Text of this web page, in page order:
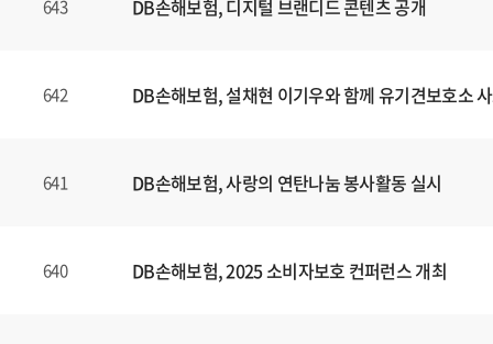
643 DB손해보험, 디지털 브랜디드 콘텐츠공개
642 DB손해보험, 설채현 이기우와 함께 유기견보호소
641 DB손해보험, 사랑의 연탄나눔 봉사활동 실시
640 DB손해보험, 2025 소비자보호 컨퍼런스 개최